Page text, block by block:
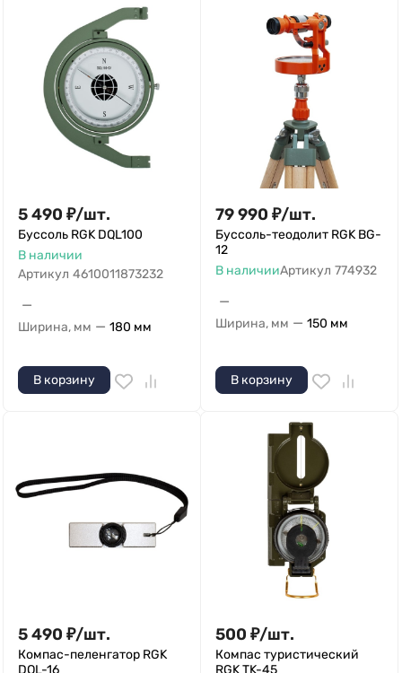
5 490 ₽/шт.
Буссоль RGK DQL100
В наличии
Артикул 4610011873232
—
Ширина, мм — 180 мм
В корзину
79 990 ₽/шт.
Буссоль-теодолит RGK BG-
12
В наличииАртикул 774932
—
Ширина, мм — 150 мм
В корзину
5 490 ₽/шт.
Компас-пеленгатор RGK
DQL-16
500 ₽/шт.
Компас туристический
RGK TK-45